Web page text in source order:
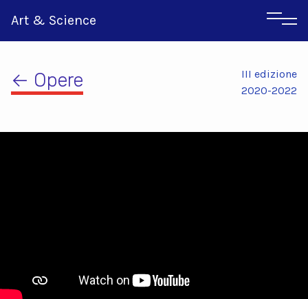
Art & Science
← Opere
III edizione
2020-2022